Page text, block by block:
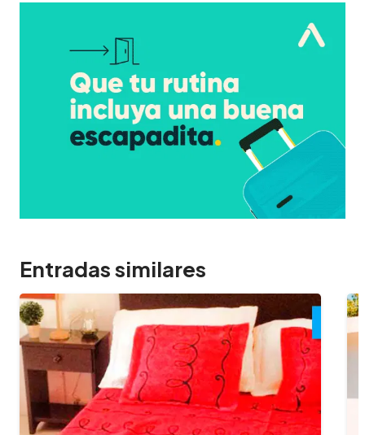
Entradas similares